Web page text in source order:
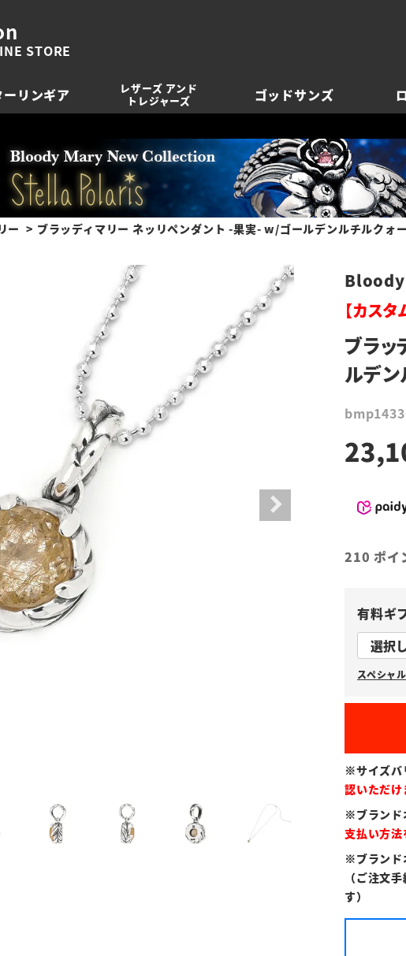
STORE
ーリンギア
レザーズ アンド
トレジャーズ
ゴッドサンズ
ー ブラッディマリー ネッリペンダント -果実- w/ゴールデンルチルクォ
【カスタ
ブラ
ルデン
210 ポイ
有料ギ
スペシャ
※サイズバ
認いただけ
※ブランド
支払い方
※ブランド
（ご注文
す）